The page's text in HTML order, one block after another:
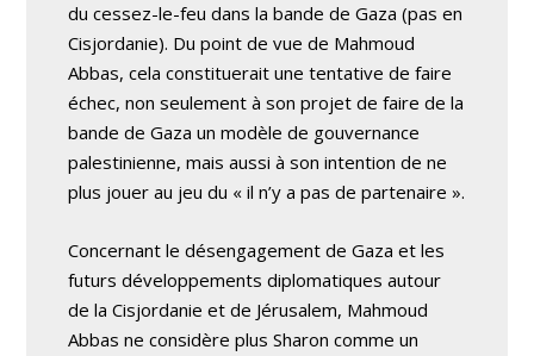
du cessez-le-feu dans la bande de Gaza (pas en
Cisjordanie). Du point de vue de Mahmoud
Abbas, cela constituerait une tentative de faire
échec, non seulement à son projet de faire de la
bande de Gaza un modèle de gouvernance
palestinienne, mais aussi à son intention de ne
plus jouer au jeu du « il n’y a pas de partenaire ».
Concernant le désengagement de Gaza et les
futurs développements diplomatiques autour
de la Cisjordanie et de Jérusalem, Mahmoud
Abbas ne considère plus Sharon comme un